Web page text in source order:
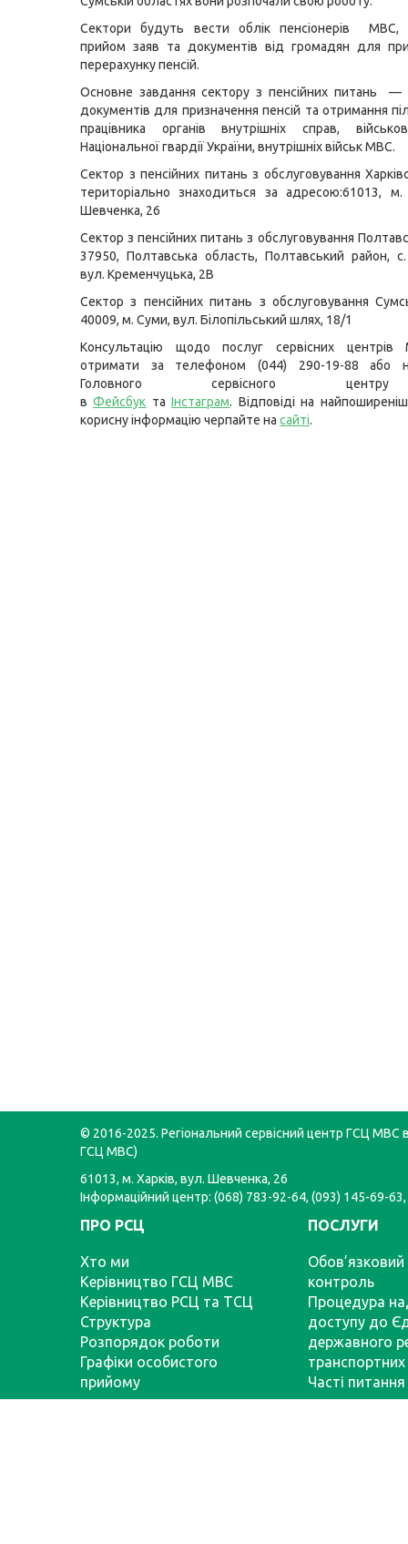
Сектори будуть вести облік пенсіонерів МВС,
прийом заяв та документів від громадян для
перерахунку пенсій.
Основне завдання сектору з пенсійних питань
документів для призначення пенсій та отримання
працівника органів внутрішніх справ,
Національної гвардії України, внутрішніх військ МВС.
Сектор з пенсійних питань з обслуговування
територіально знаходиться за адресою:61013, м.
Шевченка, 26
Сектор з пенсійних питань з обслуговування
37950, Полтавська область, Полтавський район, с.
вул. Кременчуцька, 2В
Сектор з пенсійних питань з обслуговування
40009, м. Суми, вул. Білопільський шлях, 18/1
Консультацію щодо послуг сервісних
отримати за телефоном (044) 290-19-88 або
Головного сервісного
вФейсбук таІнстаграм. Відповіді на
корисну інформацію черпайте на сайті.
© 2016-2025. Регіональний сервісний центр ГСЦ МВС в
ГСЦ МВС)
61013, м. Харків, вул. Шевченка, 26
Інформаційний центр: (068) 783-92-64, (093) 145-69-
ПРО РСЦ
Хто ми
Керівництво ГСЦ МВС
Керівництво РСЦ та ТСЦ
Структура
Розпорядок роботи
Графіки особистого
прийому
ПОСЛУГИ
Обов’язковий
контроль
Процедура
доступу до
державного
транспортних
Часті питання